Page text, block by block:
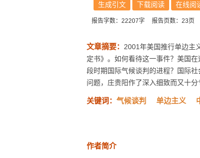
生成引文 下载阅读 在线阅
报告字数：22207字 报告页数：23页
文章摘要： 2001年美国推行单边主
定书》。如何看待这一事件？美国
段时期国际气候谈判的进程？国际
问题，庄贵阳作了深入细致而又十分
关键词： 气候谈判 单边主义
作者简介